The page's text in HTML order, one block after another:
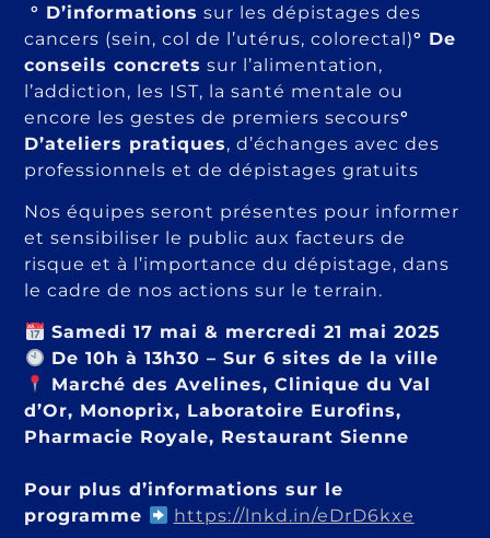
° D’informations sur les dépistages des
cancers (sein, col de l’utérus, colorectal)° De
conseils concrets sur l’alimentation,
l’addiction, les IST, la santé mentale ou
encore les gestes de premiers secours°
D’ateliers pratiques, d’échanges avec des
professionnels et de dépistages gratuits
Nos équipes seront présentes pour informer
et sensibiliser le public aux facteurs de
risque et à l’importance du dépistage, dans
le cadre de nos actions sur le terrain.
Samedi 17 mai & mercredi 21 mai 2025
De 10h à 13h30 – Sur 6 sites de la ville
Marché des Avelines, Clinique du Val
d’Or, Monoprix, Laboratoire Eurofins,
Pharmacie Royale, Restaurant Sienne
Pour plus d’informations sur le
programme
https://lnkd.in/eDrD6kxe